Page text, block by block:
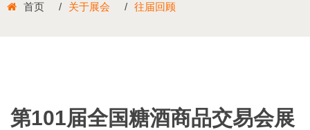
首页 关于展会 往届回顾
第101届全国糖酒商品交易会展